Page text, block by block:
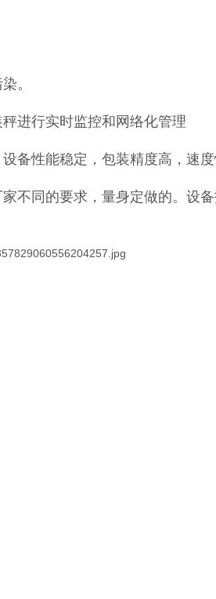
。
进行实时监控和网络化管理
备性能稳定，包装精度高，速度
不同的要求，量身定做的。设